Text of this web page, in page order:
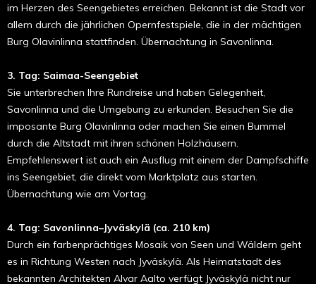
im Herzen des Seengebietes erreichen. Bekannt ist die Stadt vor
allem durch die jährlichen Opernfestspiele, die in der mächtigen
Burg Olavinlinna stattfinden. Übernachtung in Savonlinna.
3. Tag: Saimaa-Seengebiet
Sie unterbrechen Ihre Rundreise und haben Gelegenheit,
Savonlinna und die Umgebung zu erkunden. Besuchen Sie die
imposante Burg Olavinlinna oder machen Sie einen Bummel
durch die Altstadt mit ihren schönen Holzhäusern.
Empfehlenswert ist auch ein Ausflug mit einem der Dampfschiffe
ins Seengebiet, die direkt vom Marktplatz aus starten.
Übernachtung wie am Vortag.
4. Tag: Savonlinna–Jyväskylä (ca. 210 km)
Durch ein farbenprächtiges Mosaik von Seen und Wäldern geht
es in Richtung Westen nach Jyväskylä. Als Heimatstadt des
bekannten Architekten Alvar Aalto verfügt Jyväskylä nicht nur